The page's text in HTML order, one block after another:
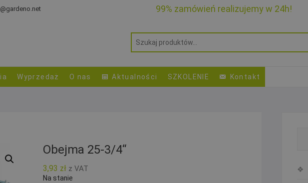
99% zamówień realizujemy w 24h!
Wyprzedaż O nas Aktualności SZKOLENIE Kontakt
Obejma 25-3/4“
3,93 zł z VAT
Na stanie